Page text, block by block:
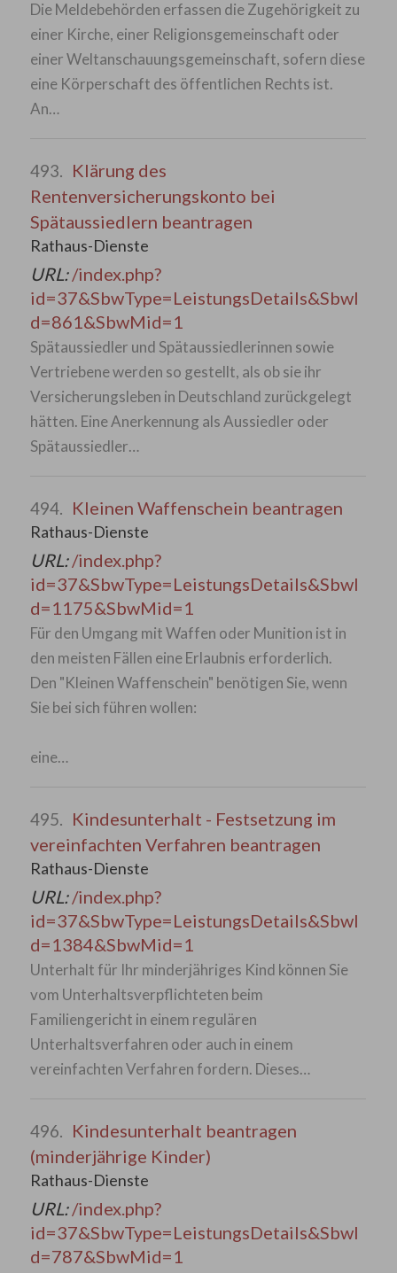
Die Meldebehörden erfassen die Zugehörigkeit zu
einer Kirche, einer Religionsgemeinschaft oder
einer Weltanschauungsgemeinschaft, sofern diese
eine Körperschaft des öffentlichen Rechts ist.
An…
493. Klärung des
Rentenversicherungskonto bei
Spätaussiedlern beantragen
Rathaus-Dienste
URL:/index.php?
id=37&SbwType=LeistungsDetails&SbwI
d=861&SbwMid=1
Spätaussiedler und Spätaussiedlerinnen sowie
Vertriebene werden so gestellt, als ob sie ihr
Versicherungsleben in Deutschland zurückgelegt
hätten. Eine Anerkennung als Aussiedler oder
Spätaussiedler…
494. Kleinen Waffenschein beantragen
Rathaus-Dienste
URL:/index.php?
id=37&SbwType=LeistungsDetails&SbwI
d=1175&SbwMid=1
Für den Umgang mit Waffen oder Munition ist in
den meisten Fällen eine Erlaubnis erforderlich.
Den "Kleinen Waffenschein" benötigen Sie, wenn
Sie bei sich führen wollen:
eine…
495. Kindesunterhalt - Festsetzung im
vereinfachten Verfahren beantragen
Rathaus-Dienste
URL:/index.php?
id=37&SbwType=LeistungsDetails&SbwI
d=1384&SbwMid=1
Unterhalt für Ihr minderjähriges Kind können Sie
vom Unterhaltsverpflichteten beim
Familiengericht in einem regulären
Unterhaltsverfahren oder auch in einem
vereinfachten Verfahren fordern. Dieses…
496. Kindesunterhalt beantragen
(minderjährige Kinder)
Rathaus-Dienste
URL:/index.php?
id=37&SbwType=LeistungsDetails&SbwI
d=787&SbwMid=1